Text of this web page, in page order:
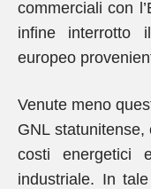
commerciali con
infine interrotto
europeo
Venute meno
GNL
costi energetici
industriale. In